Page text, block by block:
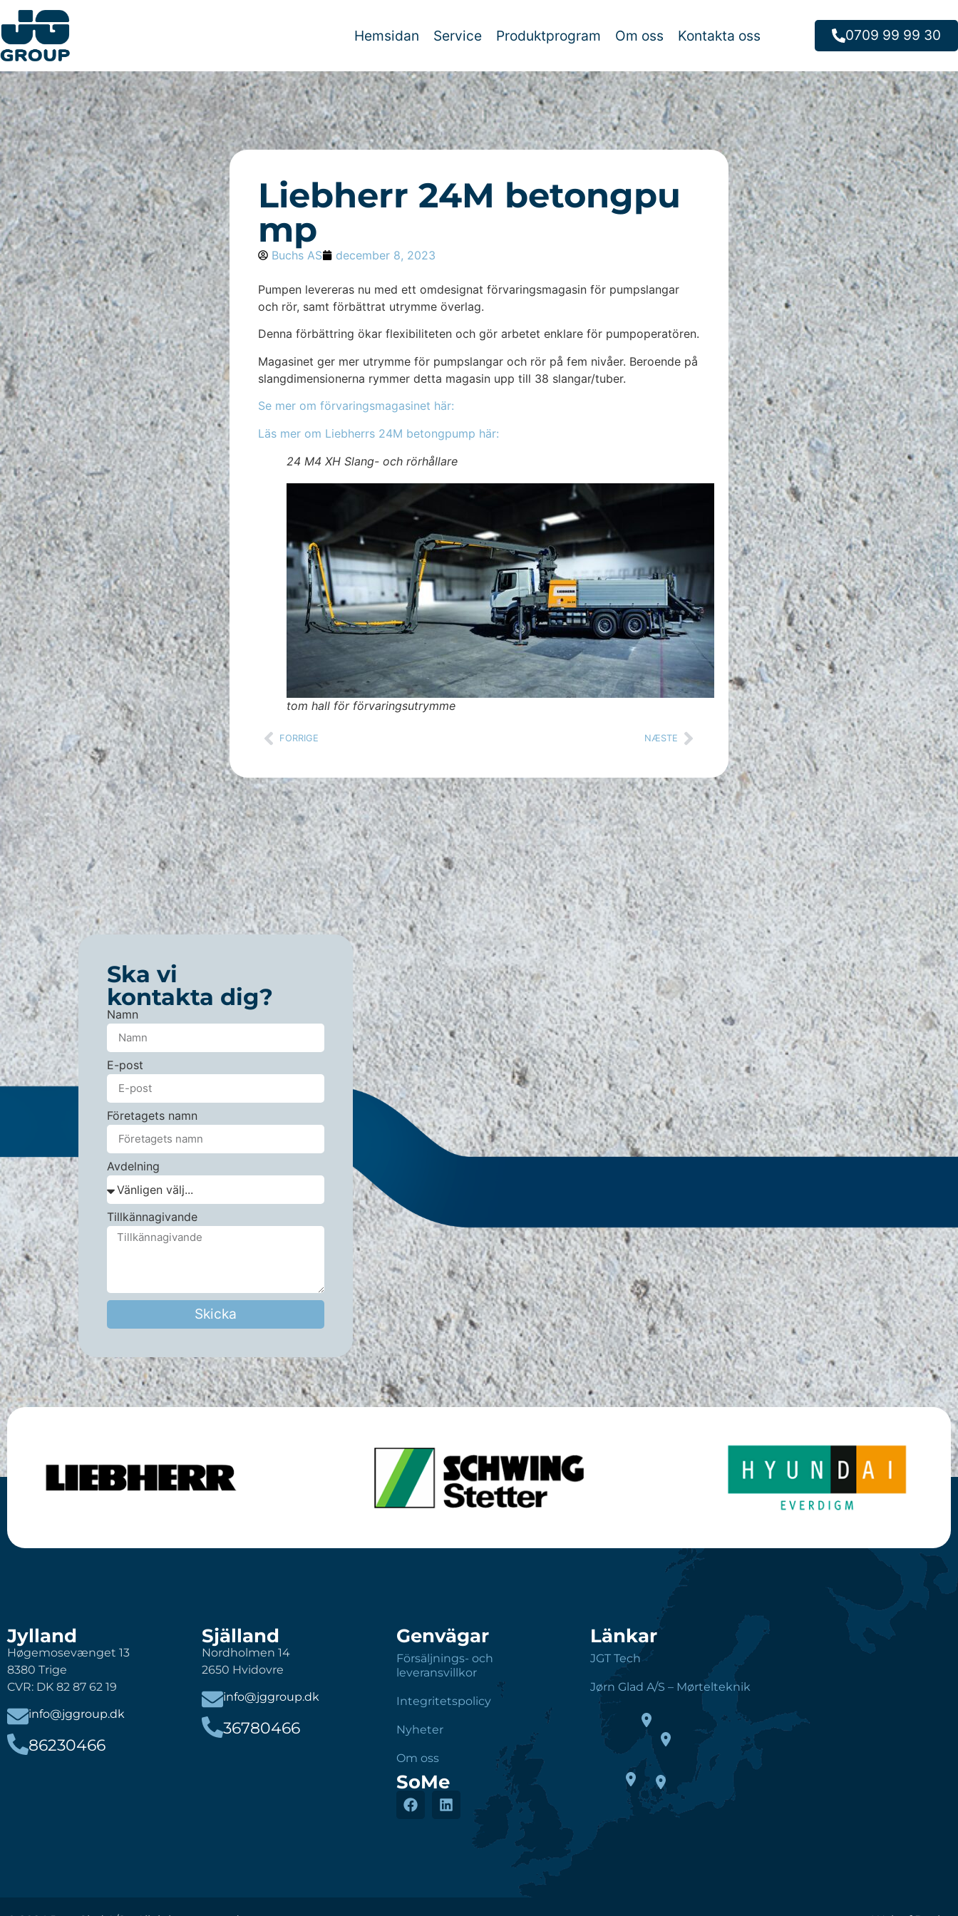
Hemsidan Service Produktprogram Om oss Kontakta oss 0709 99 99 30
Liebherr 24M betongpu
mp
Buchs AS december 8, 2023
Pumpen levereras nu med ett omdesignat förvaringsmagasin för pumpslangar
och rör, samt förbättrat utrymme överlag.
Denna förbättring ökar flexibiliteten och gör arbetet enklare för pumpoperatören.
Magasinet ger mer utrymme för pumpslangar och rör på fem nivåer. Beroende på
slangdimensionerna rymmer detta magasin upp till 38 slangar/tuber.
Se mer om förvaringsmagasinet här:
Läs mer om Liebherrs 24M betongpump här:
24 M4 XH Slang- och rörhållare
tom hall för förvaringsutrymme
FORRIGE NÆSTE
Ska vi
kontakta dig?
Namn
E-post
Företagets namn
Avdelning
Tillkännagivande
Skicka
Jylland
Høgemosevænget 13
8380 Trige
CVR: DK 82 87 62 19
info@jggroup.dk
86230466
Själland
Nordholmen 14
2650 Hvidovre
info@jggroup.dk
36780466
Genvägar
Försäljnings- och
leveransvillkor
Integritetspolicy
Nyheter
Om oss
SoMe
Länkar
JGT Tech
Jørn Glad A/S – Mørtelteknik